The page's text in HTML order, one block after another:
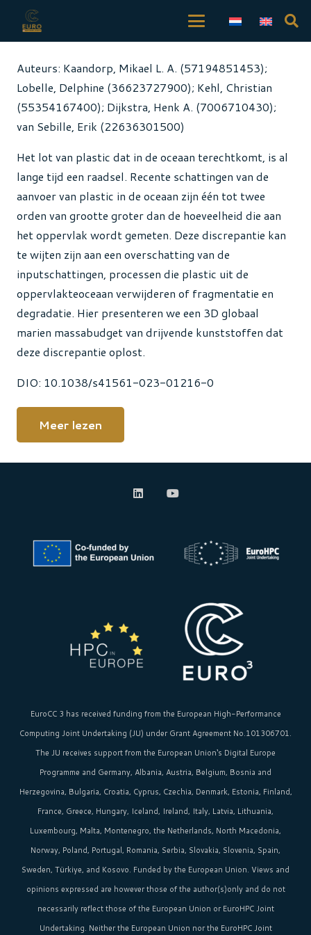
Auteurs: Kaandorp, Mikael L. A. (57194851453);
Lobelle, Delphine (36623727900); Kehl, Christian
(55354167400); Dijkstra, Henk A. (7006710430);
van Sebille, Erik (22636301500)
Het lot van plastic dat in de oceaan terechtkomt, is al
lange tijd een raadsel. Recente schattingen van de
aanvoer van plastic in de oceaan zijn één tot twee
orden van grootte groter dan de hoeveelheid die aan
het oppervlak wordt gemeten. Deze discrepantie kan
te wijten zijn aan een overschatting van de
inputschattingen, processen die plastic uit de
oppervlakteoceaan verwijderen of fragmentatie en
degradatie. Hier presenteren we een 3D globaal
marien massabudget van drijvende kunststoffen dat
deze discrepantie oplost.
DIO: 10.1038/s41561-023-01216-0
Meer lezen
EuroCC 3 has received funding from the European High-Performance
Computing Joint Undertaking (JU) under Grant Agreement No.101306701.
The JU receives support from the European Union‘s Digital Europe
Programme and Germany, Albania, Austria, Belgium, Bosnia and
Herzegovina, Bulgaria, Croatia, Cyprus, Czechia, Denmark, Estonia, Finland,
France, Greece, Hungary, Iceland, Ireland, Italy, Latvia, Lithuania,
Luxembourg, Malta, Montenegro, the Netherlands, North Macedonia,
Norway, Poland, Portugal, Romania, Serbia, Slovakia, Slovenia, Spain,
Sweden, Türkiye, and Kosovo. Funded by the European Union. Views and
opinions expressed are however those of the author(s)only and do not
necessarily reflect those of the European Union or EuroHPC Joint
Undertaking. Neither the European Union nor the EuroHPC Joint